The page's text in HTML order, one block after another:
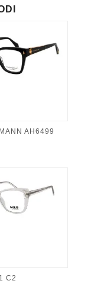
AH6499
C2